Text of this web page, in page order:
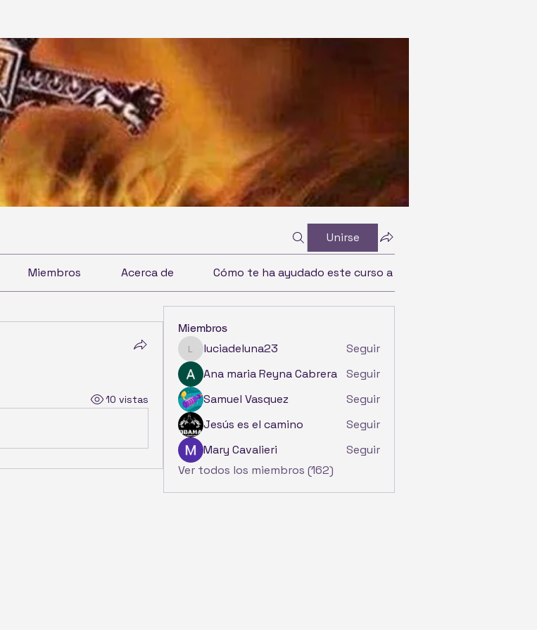
Unirse
Miembros Acerca de Cómo te ha ayudado este curso a crecer espiritualmente y
10 vistas
Miembros
luciadeluna23
luciadeluna23
Seguir
Ana maria Reyna Cabrera
Seguir
Samuel Vasquez
Seguir
Jesús es el camino
Seguir
Mary Cavalieri
Seguir
Ver todos los miembros (162)